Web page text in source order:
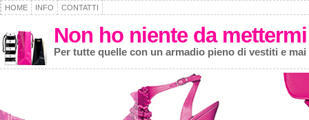
HOME INFO CONTATTI
Non ho niente da mettermi
Per tutte quelle con un armadio pieno di vestiti e